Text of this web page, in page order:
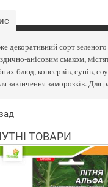
декоративний сорт
анісовим смаком,
блюд, консервів, супів,
закінчення заморозків.
ТОВАРИ